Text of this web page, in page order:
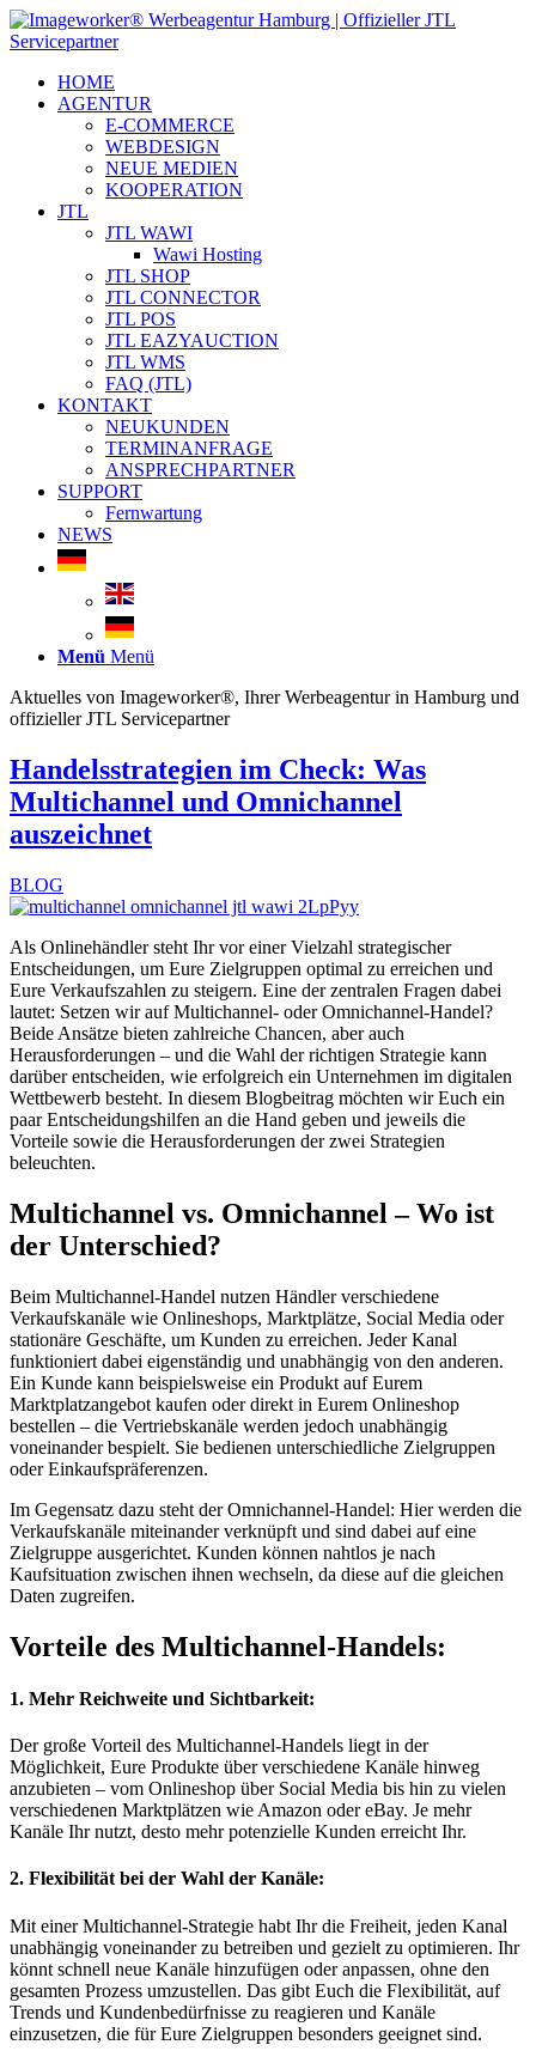
HOME
AGENTUR
E-COMMERCE
WEBDESIGN
NEUE MEDIEN
KOOPERATION
JTL
JTL WAWI
Wawi Hosting
JTL SHOP
JTL CONNECTOR
JTL POS
JTL EAZYAUCTION
JTL WMS
FAQ (JTL)
KONTAKT
NEUKUNDEN
TERMINANFRAGE
ANSPRECHPARTNER
SUPPORT
Fernwartung
NEWS
Menü Menü
Aktuelles von Imageworker®, Ihrer Werbeagentur in Hamburg und
offizieller JTL Servicepartner
Handelsstrategien im Check: Was
Multichannel und Omnichannel
auszeichnet
BLOG
Als Onlinehändler steht Ihr vor einer Vielzahl strategischer
Entscheidungen, um Eure Zielgruppen optimal zu erreichen und
Eure Verkaufszahlen zu steigern. Eine der zentralen Fragen dabei
lautet: Setzen wir auf Multichannel- oder Omnichannel-Handel?
Beide Ansätze bieten zahlreiche Chancen, aber auch
Herausforderungen – und die Wahl der richtigen Strategie kann
darüber entscheiden, wie erfolgreich ein Unternehmen im digitalen
Wettbewerb besteht. In diesem Blogbeitrag möchten wir Euch ein
paar Entscheidungshilfen an die Hand geben und jeweils die
Vorteile sowie die Herausforderungen der zwei Strategien
beleuchten.
Multichannel vs. Omnichannel – Wo ist
der Unterschied?
Beim Multichannel-Handel nutzen Händler verschiedene
Verkaufskanäle wie Onlineshops, Marktplätze, Social Media oder
stationäre Geschäfte, um Kunden zu erreichen. Jeder Kanal
funktioniert dabei eigenständig und unabhängig von den anderen.
Ein Kunde kann beispielsweise ein Produkt auf Eurem
Marktplatzangebot kaufen oder direkt in Eurem Onlineshop
bestellen – die Vertriebskanäle werden jedoch unabhängig
voneinander bespielt. Sie bedienen unterschiedliche Zielgruppen
oder Einkaufspräferenzen.
Im Gegensatz dazu steht der Omnichannel-Handel: Hier werden die
Verkaufskanäle miteinander verknüpft und sind dabei auf eine
Zielgruppe ausgerichtet. Kunden können nahtlos je nach
Kaufsituation zwischen ihnen wechseln, da diese auf die gleichen
Daten zugreifen.
Vorteile des Multichannel-Handels:
1. Mehr Reichweite und Sichtbarkeit:
Der große Vorteil des Multichannel-Handels liegt in der
Möglichkeit, Eure Produkte über verschiedene Kanäle hinweg
anzubieten – vom Onlineshop über Social Media bis hin zu vielen
verschiedenen Marktplätzen wie Amazon oder eBay. Je mehr
Kanäle Ihr nutzt, desto mehr potenzielle Kunden erreicht Ihr.
2. Flexibilität bei der Wahl der Kanäle:
Mit einer Multichannel-Strategie habt Ihr die Freiheit, jeden Kanal
unabhängig voneinander zu betreiben und gezielt zu optimieren. Ihr
könnt schnell neue Kanäle hinzufügen oder anpassen, ohne den
gesamten Prozess umzustellen. Das gibt Euch die Flexibilität, auf
Trends und Kundenbedürfnisse zu reagieren und Kanäle
einzusetzen, die für Eure Zielgruppen besonders geeignet sind.